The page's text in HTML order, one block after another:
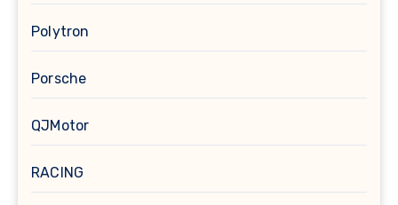
Polytron
Porsche
QJMotor
RACING